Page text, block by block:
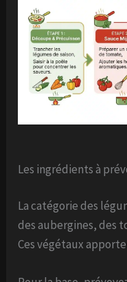
Les ingrédients à
La catégorie des
des aubergines, des
Ces végétaux